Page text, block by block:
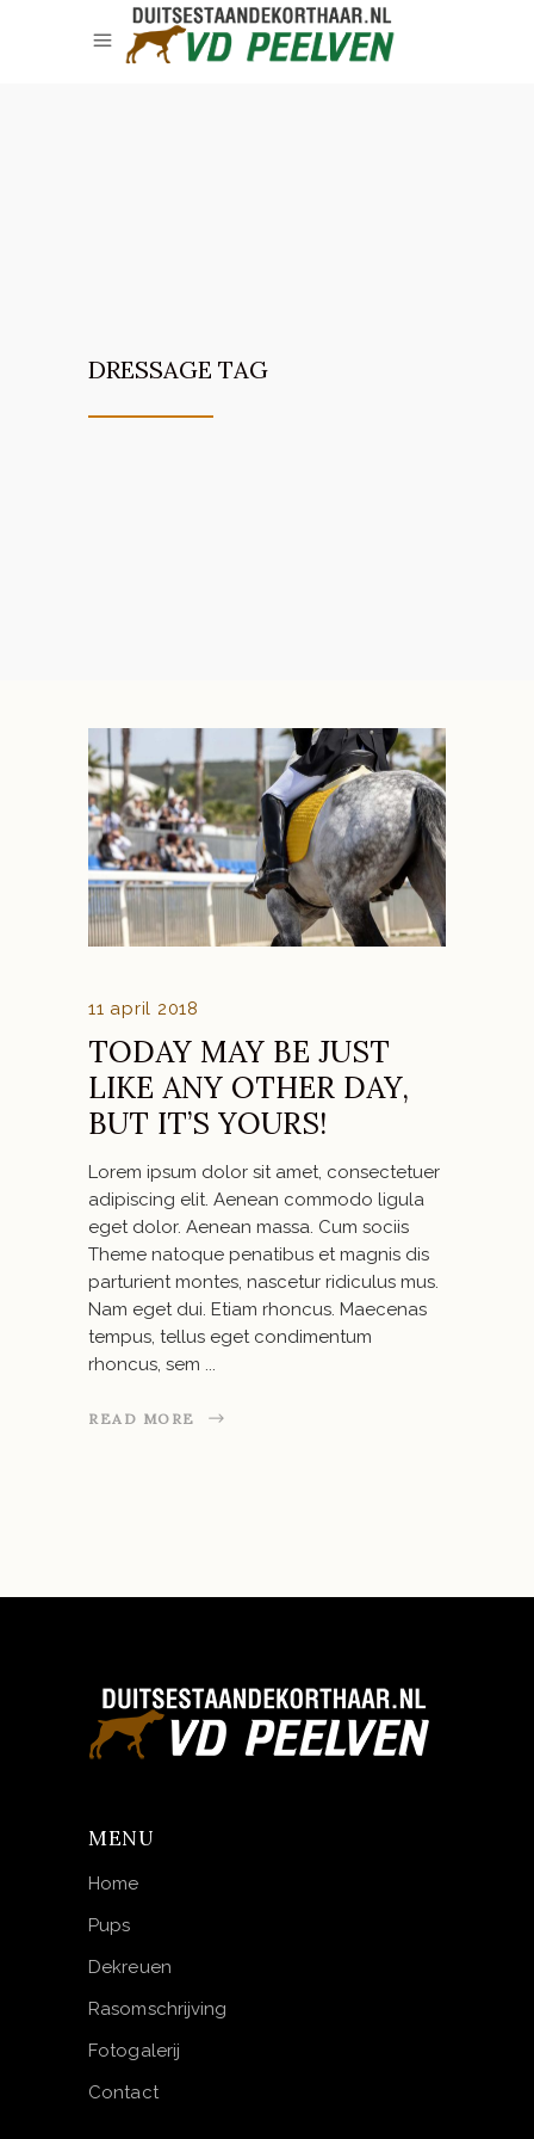
DRESSAGE TAG
11 april 2018
TODAY MAY BE JUST
LIKE ANY OTHER DAY,
BUT IT’S YOURS!
Lorem ipsum dolor sit amet, consectetuer
adipiscing elit. Aenean commodo ligula
eget dolor. Aenean massa. Cum sociis
Theme natoque penatibus et magnis dis
parturient montes, nascetur ridiculus mus.
Nam eget dui. Etiam rhoncus. Maecenas
tempus, tellus eget condimentum
rhoncus, sem
READ MORE
MENU
Home
Pups
Dekreuen
Rasomschrijving
Fotogalerij
Contact